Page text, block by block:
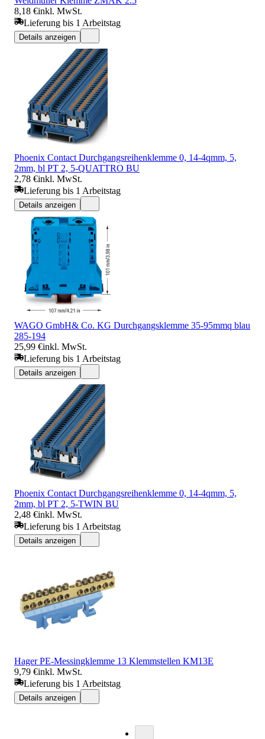
8,18 €inkl. MwSt.
Lieferung bis 1 Arbeitstag
Details anzeigen
Phoenix Contact Durchgangsreihenklemme 0, 14-4qmm, 5,
2mm, bl PT 2, 5-QUATTRO BU
2,78 €inkl. MwSt.
Lieferung bis 1 Arbeitstag
Details anzeigen
WAGO GmbH& Co. KG Durchgangsklemme 35-95mmq blau
285-194
25,99 €inkl. MwSt.
Lieferung bis 1 Arbeitstag
Details anzeigen
Phoenix Contact Durchgangsreihenklemme 0, 14-4qmm, 5,
2mm, bl PT 2, 5-TWIN BU
2,48 €inkl. MwSt.
Lieferung bis 1 Arbeitstag
Details anzeigen
Hager PE-Messingklemme 13 Klemmstellen KM13E
9,79 €inkl. MwSt.
Lieferung bis 1 Arbeitstag
Details anzeigen